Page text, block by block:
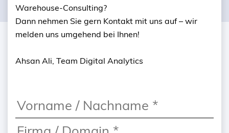
Warehouse-Consulting?
Dann nehmen Sie gern Kontakt mit uns auf – wir
melden uns umgehend bei Ihnen!
Ahsan Ali, Team Digital Analytics